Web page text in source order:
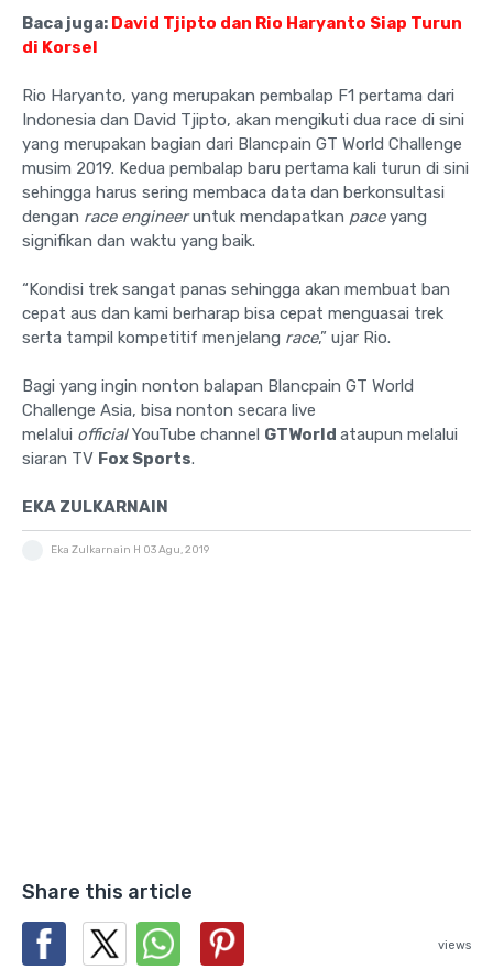
Baca juga: David Tjipto dan Rio Haryanto Siap Turun
di Korsel
Rio Haryanto, yang merupakan pembalap F1 pertama dari
Indonesia dan David Tjipto, akan mengikuti dua race di sini
yang merupakan bagian dari Blancpain GT World Challenge
musim 2019. Kedua pembalap baru pertama kali turun di sini
sehingga harus sering membaca data dan berkonsultasi
dengan race engineeruntuk mendapatkan paceyang
signifikan dan waktu yang baik.
“Kondisi trek sangat panas sehingga akan membuat ban
cepat aus dan kami berharap bisa cepat menguasai trek
serta tampil kompetitif menjelang race,” ujar Rio.
Bagi yang ingin nonton balapan Blancpain GT World
Challenge Asia, bisa nonton secara live
melalui officialYouTube channel GTWorld ataupun melalui
siaran TV Fox Sports.
EKA ZULKARNAIN
Eka Zulkarnain H 03 Agu, 2019
Share this article
views